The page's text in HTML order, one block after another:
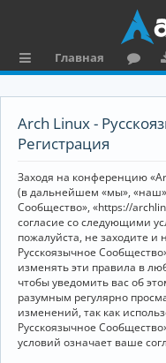
л
и
Главная
Arch Linux -
Регистрация
Заходя на конференцию
(в дальнейшем «мы»,
Сообщество», «https://
согласие со следующими
пожалуйста, не заходите и
Русскоязычное
изменять эти правила в
чтобы уведомить вас об
разумным регулярно
изменений, так как
Русскоязычное
условий означает ваше